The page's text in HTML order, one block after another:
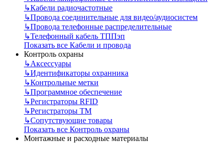
↳Кабели радиочастотные
↳Провода соединительные для видео/аудиосистем
↳Провода телефонные распределительные
↳Телефонный кабель ТППэп
Показать все Кабели и провода
Контроль охраны
↳Аксессуары
↳Идентификаторы охранника
↳Контрольные метки
↳Программное обеспечение
↳Регистраторы RFID
↳Регистраторы ТМ
↳Сопутствующие товары
Показать все Контроль охраны
Монтажные и расходные материалы